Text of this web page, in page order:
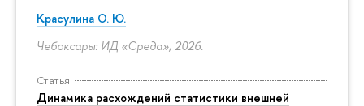
Красулина О. Ю.
Чебоксары: ИД «Среда», 2026.
Статья
Динамика расхождений статистики внешней